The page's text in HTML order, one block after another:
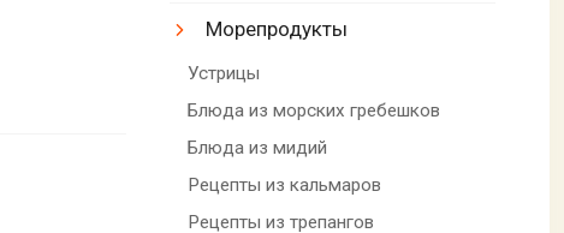
Морепродукты
Устрицы
Блюда из морских гребешков
Блюда из мидий
Рецепты из кальмаров
Рецепты из трепангов